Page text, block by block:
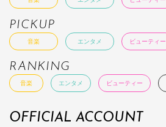
PICKUP
音楽 エンタメ ビューティー
RANKING
音楽 エンタメ ビューティー
OFFICIAL ACCOUNT